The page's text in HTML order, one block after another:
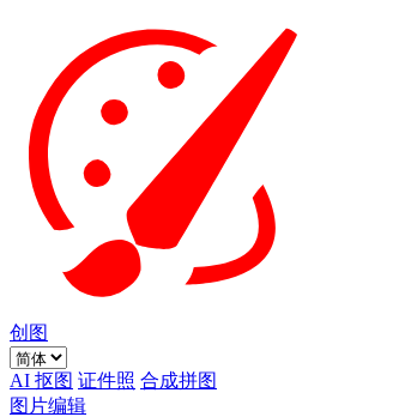
创图
AI 抠图 证件照 合成拼图
图片编辑